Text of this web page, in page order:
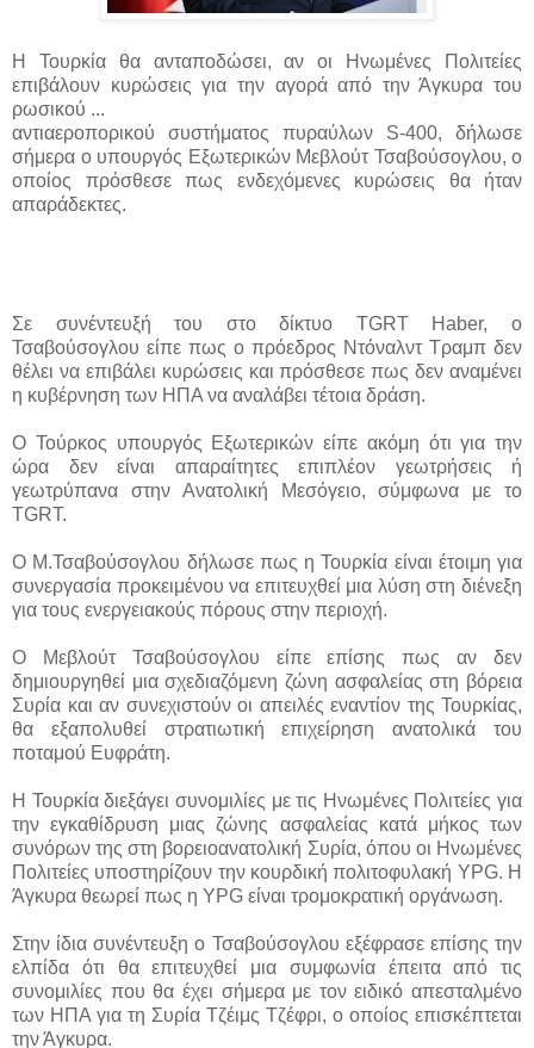
Η Τουρκία θα ανταποδώσει, αν οι Ηνωμένες Πολιτείες
επιβάλουν κυρώσεις για την αγορά από την Άγκυρα του
ρωσικού ...
αντιαεροπορικού συστήματος πυραύλων S-400, δήλωσε
σήμερα ο υπουργός Εξωτερικών Μεβλούτ Τσαβούσογλου, ο
οποίος πρόσθεσε πως ενδεχόμενες κυρώσεις θα ήταν
απαράδεκτες.
Σε συνέντευξή του στο δίκτυο TGRT Haber, ο
Τσαβούσογλου είπε πως ο πρόεδρος Ντόναλντ Τραμπ δεν
θέλει να επιβάλει κυρώσεις και πρόσθεσε πως δεν αναμένει
η κυβέρνηση των ΗΠΑ να αναλάβει τέτοια δράση.
Ο Τούρκος υπουργός Εξωτερικών είπε ακόμη ότι για την
ώρα δεν είναι απαραίτητες επιπλέον γεωτρήσεις ή
γεωτρύπανα στην Ανατολική Μεσόγειο, σύμφωνα με το
TGRT.
Ο Μ.Τσαβούσογλου δήλωσε πως η Τουρκία είναι έτοιμη για
συνεργασία προκειμένου να επιτευχθεί μια λύση στη διένεξη
για τους ενεργειακούς πόρους στην περιοχή.
Ο Μεβλούτ Τσαβούσογλου είπε επίσης πως αν δεν
δημιουργηθεί μια σχεδιαζόμενη ζώνη ασφαλείας στη βόρεια
Συρία και αν συνεχιστούν οι απειλές εναντίον της Τουρκίας,
θα εξαπολυθεί στρατιωτική επιχείρηση ανατολικά του
ποταμού Ευφράτη.
Η Τουρκία διεξάγει συνομιλίες με τις Ηνωμένες Πολιτείες για
την εγκαθίδρυση μιας ζώνης ασφαλείας κατά μήκος των
συνόρων της στη βορειοανατολική Συρία, όπου οι Ηνωμένες
Πολιτείες υποστηρίζουν την κουρδική πολιτοφυλακή YPG. Η
Άγκυρα θεωρεί πως η YPG είναι τρομοκρατική οργάνωση.
Στην ίδια συνέντευξη ο Τσαβούσογλου εξέφρασε επίσης την
ελπίδα ότι θα επιτευχθεί μια συμφωνία έπειτα από τις
συνομιλίες που θα έχει σήμερα με τον ειδικό απεσταλμένο
των ΗΠΑ για τη Συρία Τζέιμς Τζέφρι, ο οποίος επισκέπτεται
την Άγκυρα.